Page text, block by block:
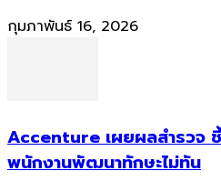
กุมภาพันธ์ 16, 2026
Accenture เผยผลสำรวจ
พนักงานพัฒนาทักษะไม่ทัน